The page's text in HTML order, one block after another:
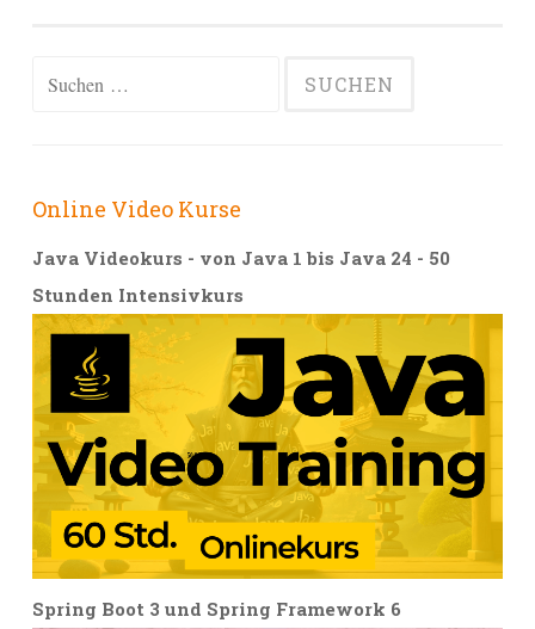
Suchen
Online Video Kurse
Java Videokurs - von Java 1 bis Java 24 - 50
Stunden Intensivkurs
Spring Boot 3 und Spring Framework 6